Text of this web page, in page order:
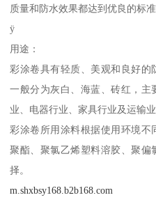
质量和防水效果都达到优良的标准
ÿ
用途：
彩涂卷具有轻质、美观和良好
一般分为灰白、海蓝、砖红，
业、电器行业、家具行业及运输业
彩涂卷所用涂料根据使用环境不
聚酯、聚氯乙烯塑料溶胶、聚
择。
m.shxbsy168.b2b168.com